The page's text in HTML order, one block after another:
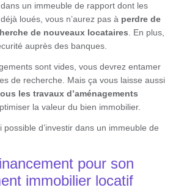
un immeuble de rapport dont les
loués, vous n’aurez pas à perdre de
de nouveaux locataires . En plus,
auprès des banques.
sont vides, vous devrez entamer
de recherche. Mais ça vous laisse aussi
les travaux d’aménagements
la valeur du bien immobilier.
possible d’investir dans un immeuble de
pour son
immobilier locatif